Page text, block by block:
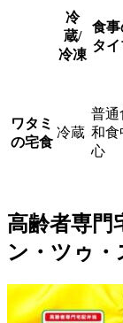
冷
蔵/
冷凍
食事
タ
ワタミ
の宅食
冷蔵
普通
和食
心
高齢者専門
ン・ツゥ・